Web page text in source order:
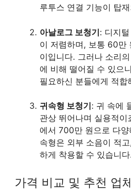
루투스 연결 기능이 탑
아날로그 보청기: 디지
이 저렴하며, 보통 60만
이입니다. 그러나 소리
에 비해 떨어질 수 있으
필요하신 분들에게 적합
귀속형 보청기 : 귀 속에
관상 뛰어나며 실용적
에서 700만 원으로 다
속형은 외부 소음이 적
하게 착용할 수 있습니
가격 비교 및 추천 업